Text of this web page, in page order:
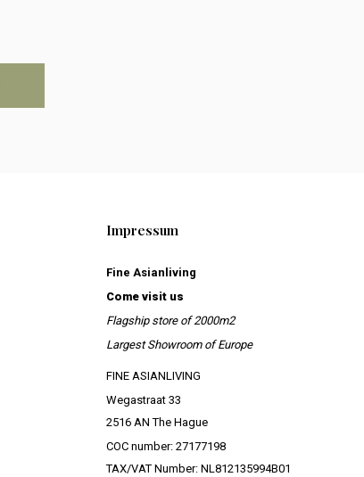
Impressum
Fine Asianliving
Come visit us
Flagship store of 2000m2
Largest Showroom of Europe
FINE ASIANLIVING
Wegastraat 33
2516 AN The Hague
COC number: 27177198
TAX/VAT Number: NL812135994B01